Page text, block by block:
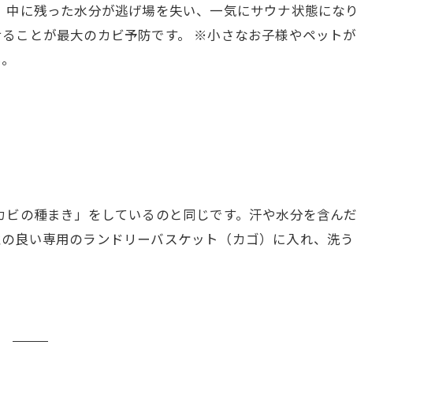
に残った水分が逃げ場を失い、一気にサウナ状態になり
ことが最大のカビ予防です。 ※小さなお子様やペットが
の種まき」をしているのと同じです。汗や水分を含んだ
良い専用のランドリーバスケット（カゴ）に入れ、洗う